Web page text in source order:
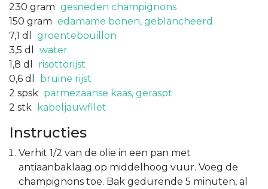
230 gram gesneden champignons
150 gram edamame bonen, geblancheerd
7,1 dl
groentebouillon
3,5 dl
water
1,8 dl
risottorijst
0,6 dl
bruine rijst
2 spsk parmezaanse kaas, geraspt
2 stk kabeljauwfilet
Instructies
Verhit 1/2 van de olie in een pan met
antiaanbaklaag op middelhoog vuur. Voeg de
champignons toe. Bak gedurende 5 minuten, al